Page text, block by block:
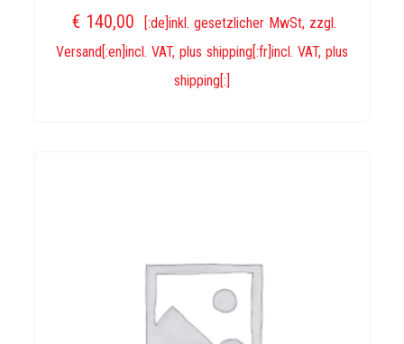
€ 140,00
[:de]inkl. gesetzlicher MwSt, zzgl.
Versand[:en]incl. VAT, plus shipping[:fr]incl. VAT, plus
shipping[:]